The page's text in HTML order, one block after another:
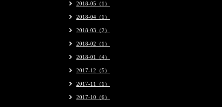
2018-05（1）
2018-04（1）
2018-03（2）
2018-02（1）
2018-01（4）
2017-12（5）
2017-11（1）
2017-10（6）